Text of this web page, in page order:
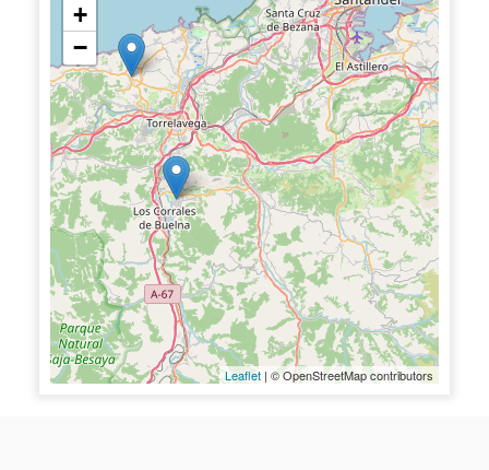
+
−
Leaflet | © OpenStreetMap contributors